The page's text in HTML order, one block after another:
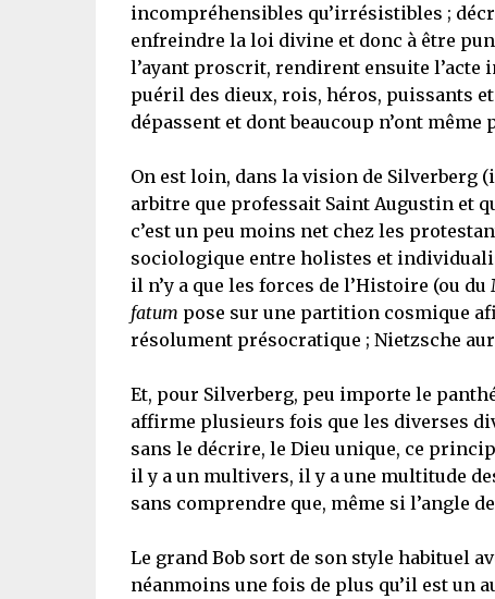
incompréhensibles qu’irrésistibles ;
enfreindre la loi divine et donc à être
l’ayant proscrit, rendirent ensuite l’acte
puéril des dieux, rois, héros, puissants
dépassent et dont beaucoup n’ont même
On est loin, dans la vision de Silverberg
arbitre que professait Saint Augustin et
c’est un peu moins net chez les
sociologique entre holistes et
il n’y a que les forces de l’Histoire (ou
fatum pose sur une partition cosmique
résolument présocratique ; Nietzsche
Et, pour Silverberg, peu importe le
affirme plusieurs fois que les diverses
sans le décrire, le Dieu unique, ce
il y a un multivers, il y a une multitude
sans comprendre que, même si l’angle
Le grand Bob sort de son style habituel
néanmoins une fois de plus qu’il est un